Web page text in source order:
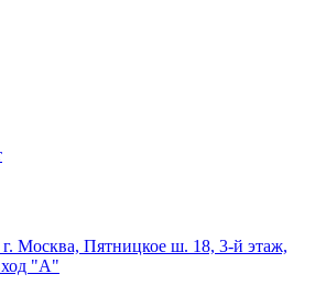
г. Москва, Пятницкое ш. 18, 3-й этаж,
"А"